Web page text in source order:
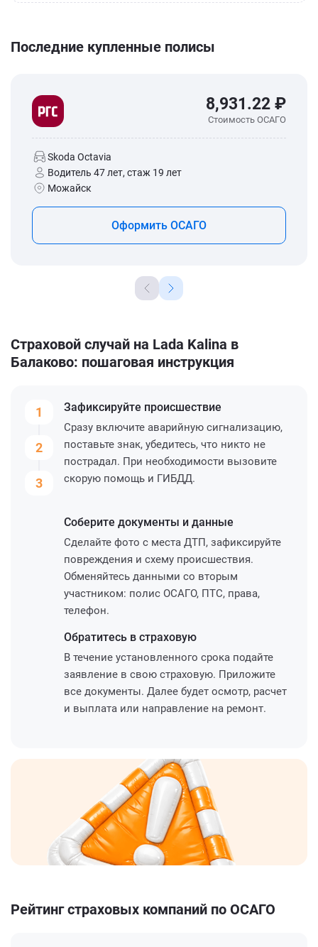
Последние купленные полисы
8,931.22 ₽
Стоимость ОСАГО
Skoda Octavia
Водитель 47 лет, стаж 19 лет
Можайск
Оформить ОСАГО
Страховой случай на Lada Kalina в
Балаково: пошаговая инструкция
1
2
3
Зафиксируйте происшествие
Сразу включите аварийную сигнализацию,
поставьте знак, убедитесь, что никто не
пострадал. При необходимости вызовите
скорую помощь и ГИБДД.
Соберите документы и данные
Сделайте фото с места ДТП, зафиксируйте
повреждения и схему происшествия.
Обменяйтесь данными со вторым
участником: полис ОСАГО, ПТС, права,
телефон.
Обратитесь в страховую
В течение установленного срока подайте
заявление в свою страховую. Приложите
все документы. Далее будет осмотр, расчет
и выплата или направление на ремонт.
Рейтинг страховых компаний по ОСАГО